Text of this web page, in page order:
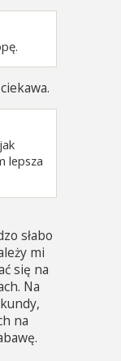
lepsza
słabo
mi
się na
Na
na